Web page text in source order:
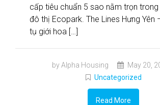
cấp tiêu chuẩn 5 sao nằm trọn
đô thị Ecopark. The Lines Hưng Yên
tụ giới hoa […]
by Alpha Housing
May 20,
Uncategorized
Read More